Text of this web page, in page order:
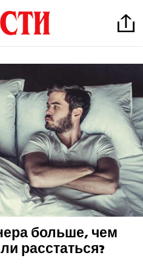
больше, чем
расстаться?